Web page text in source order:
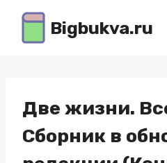
Перейти
содержимому
Bigbukva.ru
Две жизни.
Сборник в